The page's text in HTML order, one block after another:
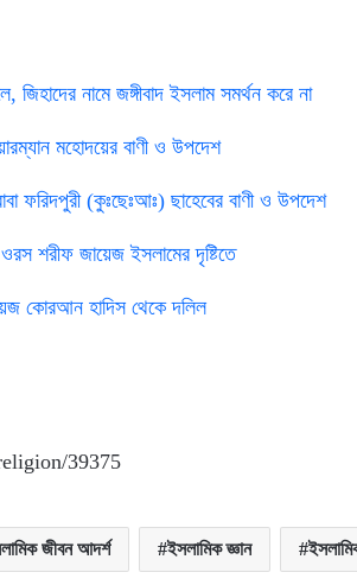
জিহাদের নামে জঙ্গীবাদ ইসলাম সমর্থন করে না
মহোদয়ের বাণী ও উপদেশ
ফরিদপুরী (কুঃছেঃআঃ) ছাহেবের বাণী ও উপদেশ
শরীফ জায়েজ ইসলামের দৃষ্টিতে
কোরআন হাদিস থেকে দলিল
39375
জীবন আদর্শ ইসলামিক জ্ঞান